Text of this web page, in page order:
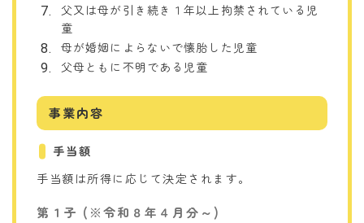
父又は母が引き続き１年以上拘禁されている児
童
母が婚姻によらないで懐胎した児童
父母ともに不明である児童
事業内容
手当額
手当額は所得に応じて決定されます。
第１子 (※令和８年４月分～)